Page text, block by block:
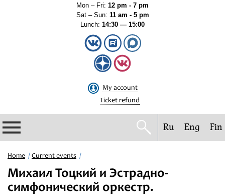
Mon – Fri: 12 pm - 7 pm
Sat – Sun: 11 am - 5 pm
Lunch: 14:30 — 15:00
My account
Ticket refund
Philharmonic
Current events
Ru Eng Fin
Home Current events
Михаил Тоцкий и Эстрадно-
симфонический оркестр.